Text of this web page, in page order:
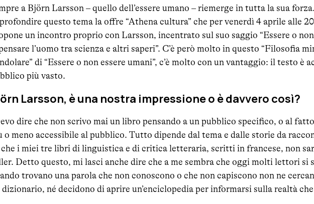
a Björn Larsson – quello dell’essere umano – riemerge in tutta la sua
questo tema la offre “Athena cultura” che per venerdì 4 aprile alle
un incontro proprio con Larsson, incentrato sul suo saggio “Essere o
l’uomo tra scienza e altri saperi”. C’è però molto in questo “Filosofia
di “Essere o non essere umani”, c’è molto con un vantaggio: il testo è
più vasto.
Larsson, è una nostra impressione o è davvero così?
dire che non scrivo mai un libro pensando a un pubblico specifico, o al
o meno accessibile al pubblico. Tutto dipende dal tema e dalle storie da
che i miei tre libri di linguistica e di critica letteraria, scritti in francese, non
Detto questo, mi lasci anche dire che a me sembra che oggi molti lettori si
trovano una parola che non conoscono o che non capiscono non ne
dizionario, né decidono di aprire un’enciclopedia per informarsi sulla realtà